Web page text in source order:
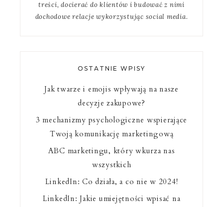
treści, docierać do klientów i budować z nimi
dochodowe relacje wykorzystując social media.
OSTATNIE WPISY
Jak twarze i emojis wpływają na nasze
decyzje zakupowe?
3 mechanizmy psychologiczne wspierające
Twoją komunikację marketingową
ABC marketingu, który wkurza nas
wszystkich
LinkedIn: Co działa, a co nie w 2024!
LinkedIn: Jakie umiejętności wpisać na